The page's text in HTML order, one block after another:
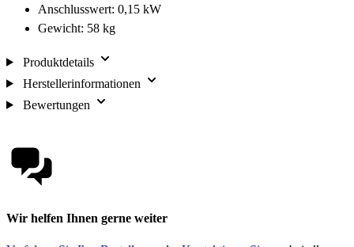
Anschlusswert: 0,15 kW
Gewicht: 58 kg
Produktdetails
Herstellerinformationen
Bewertungen
Wir helfen Ihnen gerne weiter